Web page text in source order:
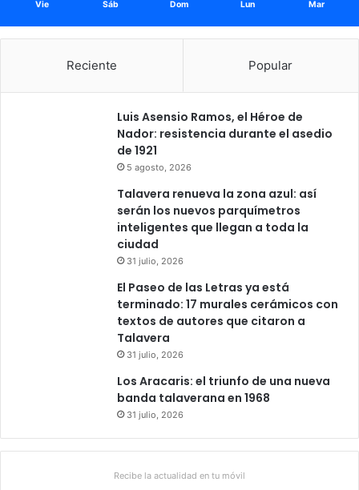
Vie Sáb Dom Lun Mar
Reciente Popular
Luis Asensio Ramos, el Héroe de
Nador: resistencia durante el asedio
de 1921
5 agosto, 2026
Talavera renueva la zona azul: así
serán los nuevos parquímetros
inteligentes que llegan a toda la
ciudad
31 julio, 2026
El Paseo de las Letras ya está
terminado: 17 murales cerámicos con
textos de autores que citaron a
Talavera
31 julio, 2026
Los Aracaris: el triunfo de una nueva
banda talaverana en 1968
31 julio, 2026
Recibe la actualidad en tu móvil